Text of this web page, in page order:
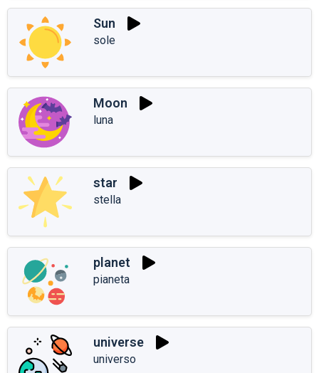
Sun
sole
Moon
luna
star
stella
planet
pianeta
universe
universo